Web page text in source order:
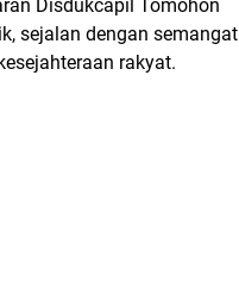
Disdukcapil Tomohon
sejalan dengan semangat
rakyat.